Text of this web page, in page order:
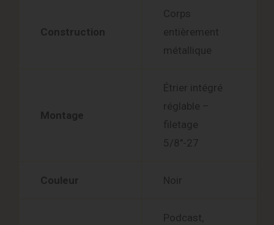
Construction
Corps
entièrement
métallique
Montage
Étrier intégré
réglable –
filetage
5/8″-27
Couleur Noir
Podcast,